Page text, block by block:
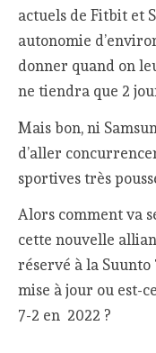
actuels de Fitbit et
autonomie
donner quand on
ne tiendra que 2
Mais bon, ni
d’aller
sportives très
Alors comment va
cette nouvelle
réservé à la Suunto
mise à jour ou est-
7-2 en 2022 ?